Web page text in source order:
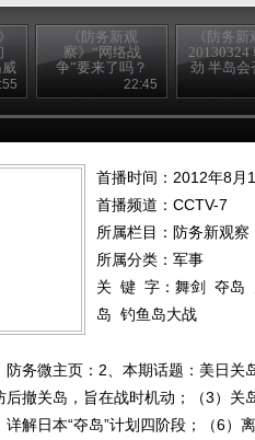
《防务新观
察》“网络战
争”要来了吗？
2013033022:45
《防务新
20130324
劲 半岛会
核对
首播时间：2012年8月
首播频道： CCTV-7
所属栏目： 防务新观察
所属分类：军事
关 键 字： 舞剑 夺岛
岛 钓鱼岛大战
务微主页：2、本期话题：美日关
撤关岛，旨在战时机动；（3）关
解日本“夺岛”计划四阶段；（6）